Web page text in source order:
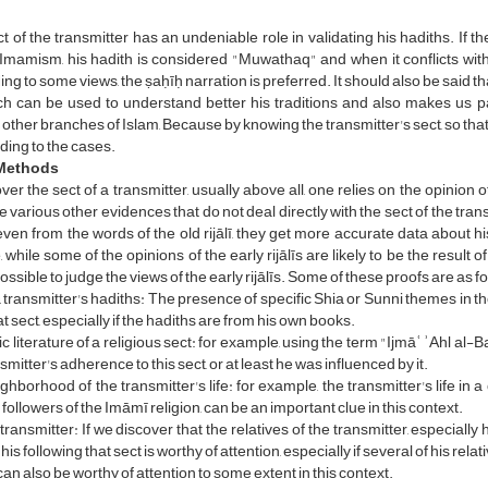
of the transmitter has an undeniable role in validating his hadiths. If
his hadith is considered "Muwathaq" and when it conflicts
to some views, the ṣaḥīḥ narration is preferred. It should also be said
can be used to understand better his traditions and also makes us
branches of Islam, Because by knowing the transmitter's sect, so
to the cases.
the sect of a transmitter, usually above all, one relies on the
various other evidences that do not deal directly with the sect of the
from the words of the old rijālī, they get more accurate data about
while some of the opinions of the early rijālīs are likely to be the result
to judge the views of the early rijālīs. Some of these proofs are as
hadiths: The presence of specific Shia or Sunni themes in
sect, especially if the hadiths are from his own books.
literature of a religious sect: for example, using the term "Ijmāʿ ʾAhl
adherence to this sect, or at least he was influenced by it.
of the transmitter's life: for example, the transmitter's life in
of the Imāmī religion, can be an important clue in this context.
If we discover that the relatives of the transmitter, especially
following that sect is worthy of attention, especially if several of his